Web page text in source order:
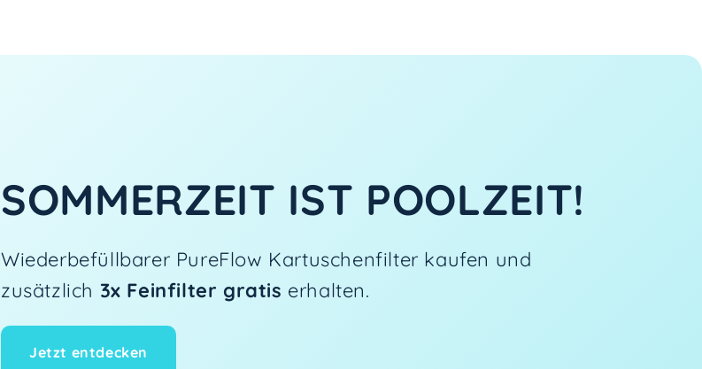
SOMMERZEIT IST POOLZEIT!
Wiederbefüllbarer PureFlow Kartuschenfilter kaufen und
zusätzlich 3x Feinfilter gratis erhalten.
Jetzt entdecken